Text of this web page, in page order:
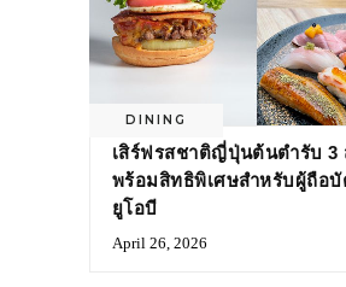
DINING
เสิร์ฟรสชาติญี่ปุ่นต้นตำรับ 3
พร้อมสิทธิพิเศษสำหรับผู้ถือบั
ยูโอบี
April 26, 2026